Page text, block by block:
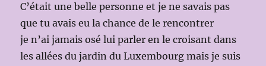
C’était une belle personne et je ne savais pas
que tu avais eu la chance de le rencontrer
je n’ai jamais osé lui parler en le croisant dans
les allées du jardin du Luxembourg mais je suis